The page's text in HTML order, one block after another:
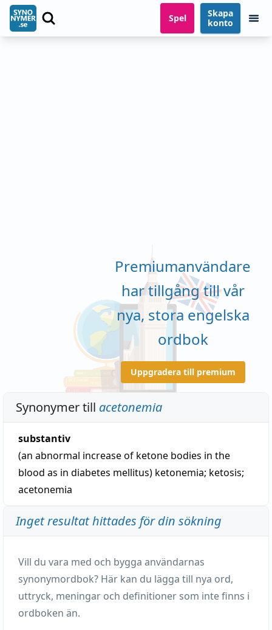
Spel
Skapa
konto
Premiumanvändare
har tillgång till vår
nya, stora engelska
ordbok
Uppgradera till premium
Synonymer till acetonemia
substantiv
(an abnormal increase of ketone bodies in the
blood as in diabetes mellitus) ketonemia; ketosis;
acetonemia
Inget resultat hittades för din sökning
Vill du vara med och bygga användarnas
synonymordbok? Här kan du lägga till nya ord,
uttryck, meningar och definitioner som inte finns i
ordboken än.